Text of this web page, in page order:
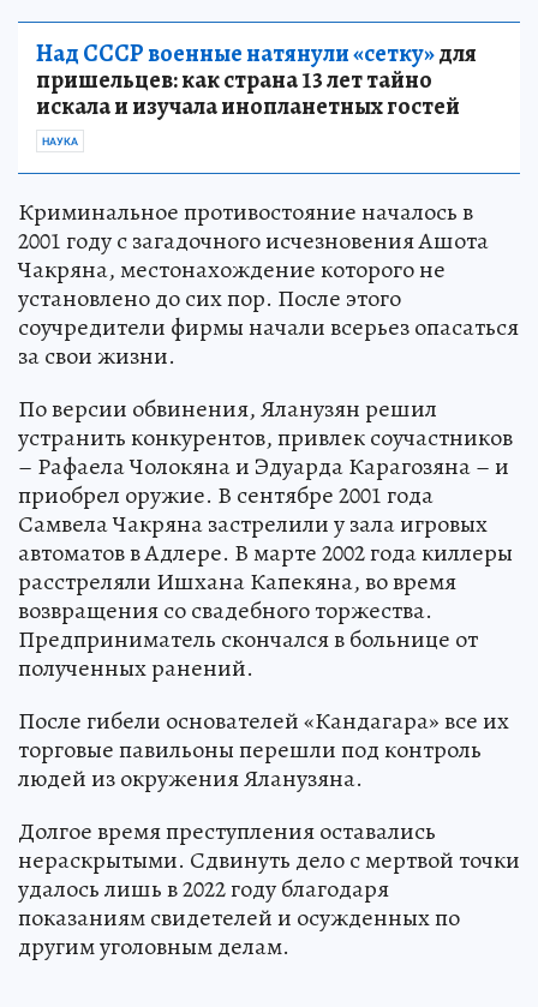
Над СССР военные натянули «сетку»для
пришельцев: как страна 13 лет тайно
искала и изучала инопланетных гостей
НАУКА
Криминальное противостояние началось в
2001 году с загадочного исчезновения Ашота
Чакряна, местонахождение которого не
установлено до сих пор. После этого
соучредители фирмы начали всерьез опасаться
за свои жизни.
По версии обвинения, Яланузян решил
устранить конкурентов, привлек соучастников
– Рафаела Чолокяна и Эдуарда Карагозяна – и
приобрел оружие. В сентябре 2001 года
Самвела Чакряна застрелили у зала игровых
автоматов в Адлере. В марте 2002 года киллеры
расстреляли Ишхана Капекяна, во время
возвращения со свадебного торжества.
Предприниматель скончался в больнице от
полученных ранений.
После гибели основателей «Кандагара» все их
торговые павильоны перешли под контроль
людей из окружения Яланузяна.
Долгое время преступления оставались
нераскрытыми. Сдвинуть дело с мертвой точки
удалось лишь в 2022 году благодаря
показаниям свидетелей и осужденных по
другим уголовным делам.